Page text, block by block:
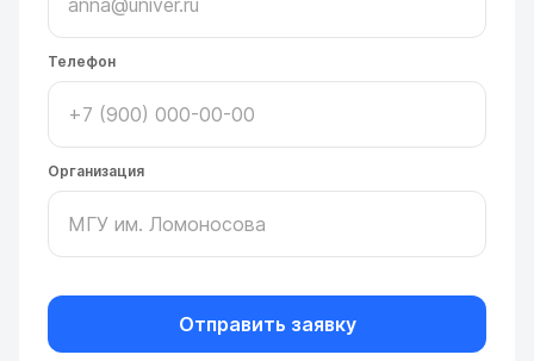
Телефон
Организация
Отправить заявку